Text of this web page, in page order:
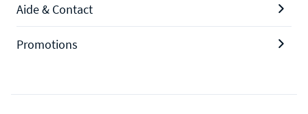
Aide & Contact
Promotions